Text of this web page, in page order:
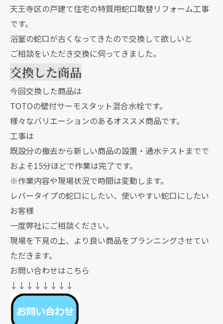
天王寺区の戸建て住宅の特質用蛇口取替リフォーム工事
です。
浴室の蛇口が古くなってきたので交換して欲しいと
ご相談をいただき交換に伺ってきました。
交換した商品
今回交換した商品は
TOTOの壁付サーモスタット混合水栓です。
様々なバリエーションのあるオススメ商品です。
工事は
既設分の撤去から新しい商品の設置・通水テストまでで
およそ15分ほどで作業は完了です。
※作業内容や現場状況で時間は変動します。
レバータイプの蛇口にしたい、使いやすい蛇口にしたい
お客様
一度弊社にご相談ください。
現場を下見の上、より良い商品をプランニングさせてい
ただきます。
お問い合わせはこちら
↓↓↓↓↓↓↓↓